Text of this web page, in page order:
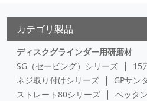
カテゴリ製品
ディスクグラインダー用研磨材
SG（セービング）シリーズ
15
ネジ取り付けシリーズ
GPサン
ストレート80シリーズ
ペッタ